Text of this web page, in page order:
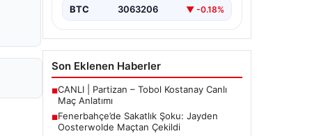
BTC 3063206 ▼ -0.18%
Son Eklenen Haberler
■CANLI | Partizan – Tobol Kostanay Canlı
Maç Anlatımı
■Fenerbahçe’de Sakatlık Şoku: Jayden
Oosterwolde Maçtan Çekildi